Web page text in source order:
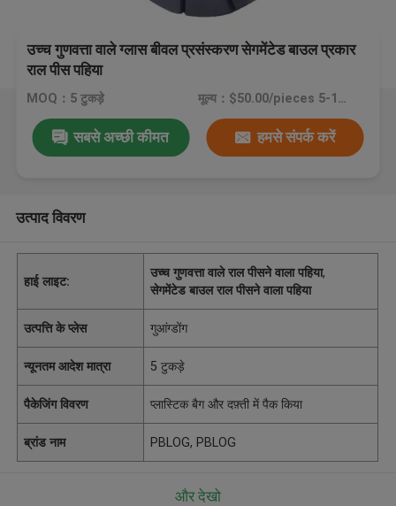
उच्च गुणवत्ता वाले ग्लास बीवल प्रसंस्करण सेगमेंटेड बाउल प्रकार
राल पीस पहिया
MOQ：5 टुकड़े मूल्य：$50.00/pieces 5-19 pieces
सबसे अच्छी कीमत हमसे संपर्क करें
उत्पाद विवरण
हाई लाइट:
उच्च गुणवत्ता वाले राल पीसने वाला पहिया,
सेगमेंटेड बाउल राल पीसने वाला पहिया
उत्पत्ति के प्लेस गुआंग्डोंग
न्यूनतम आदेश मात्रा 5 टुकड़े
पैकेजिंग विवरण प्लास्टिक बैग और दफ़्ती में पैक किया
ब्रांड नाम PBLOG, PBLOG
और देखो